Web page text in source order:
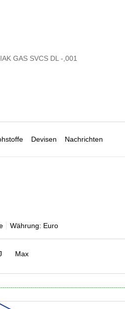
GAS SVCS DL -,001
Devisen Nachrichten
Währung: Euro
Max